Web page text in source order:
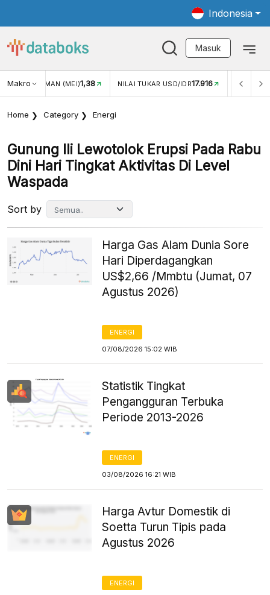
Indonesia
Masuk
MakroWISMAN (MEI)1,38 NILAI TUKAR USD/IDR17.916 INFLASI
Home Category Energi
Gunung Ili Lewotolok Erupsi Pada Rabu
Dini Hari Tingkat Aktivitas Di Level
Waspada
Sort by
Harga Gas Alam Dunia Sore
Hari Diperdagangkan
US$2,66 /Mmbtu (Jumat, 07
Agustus 2026)
ENERGI
07/08/2026 15:02 WIB
Statistik Tingkat
Pengangguran Terbuka
Periode 2013-2026
ENERGI
03/08/2026 16:21 WIB
Harga Avtur Domestik di
Soetta Turun Tipis pada
Agustus 2026
ENERGI